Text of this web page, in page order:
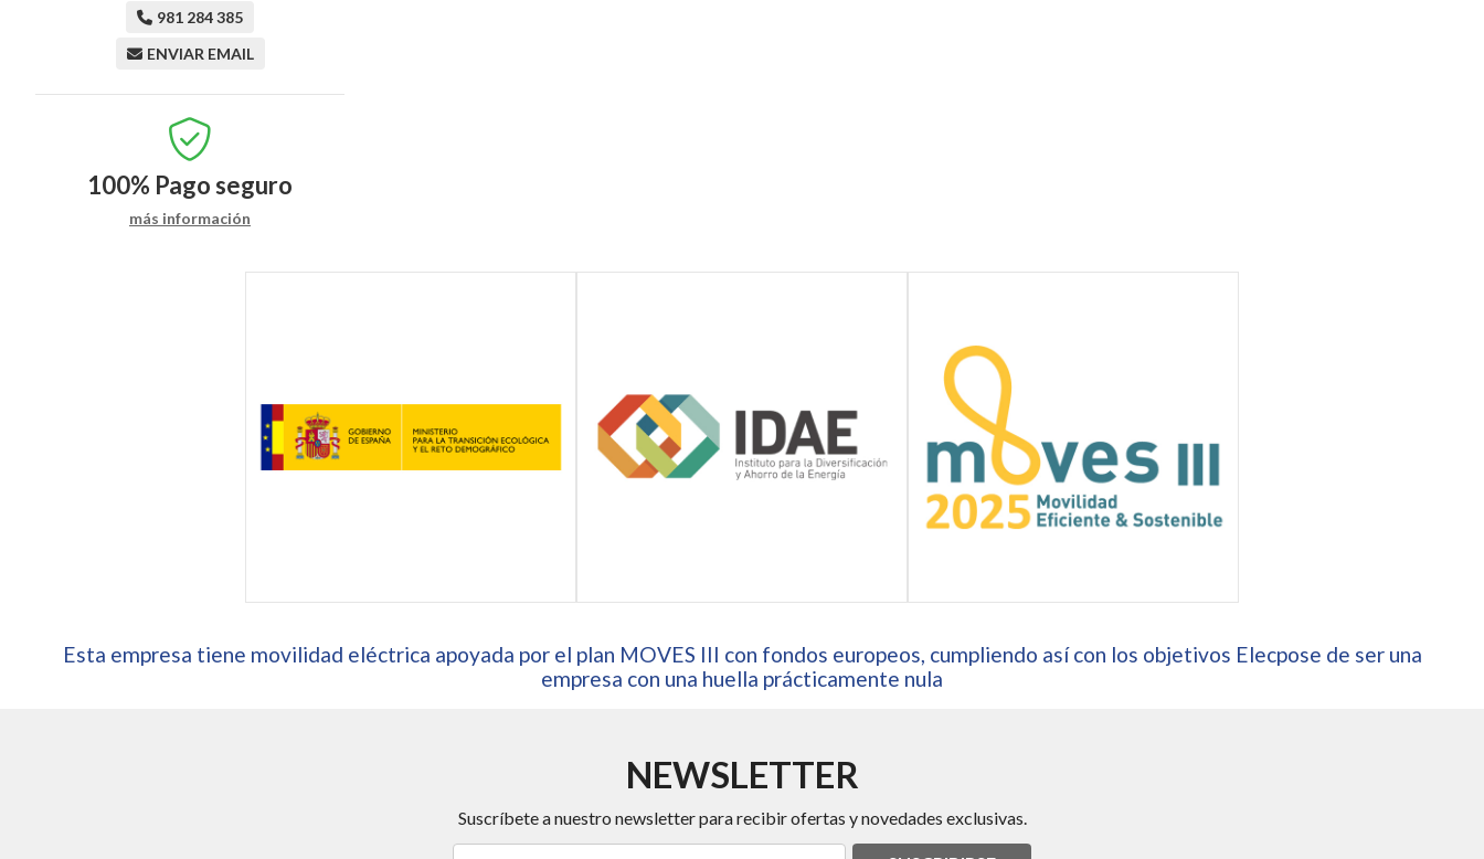
981 284 385
ENVIAR EMAIL
100% Pago seguro
más información
Esta empresa tiene movilidad eléctrica apoyada por el plan MOVES III con fondos europeos, cumpliendo así con los objetivos Elecpose de ser una
empresa con una huella prácticamente nula
NEWSLETTER
Suscríbete a nuestro newsletter para recibir ofertas y novedades exclusivas.